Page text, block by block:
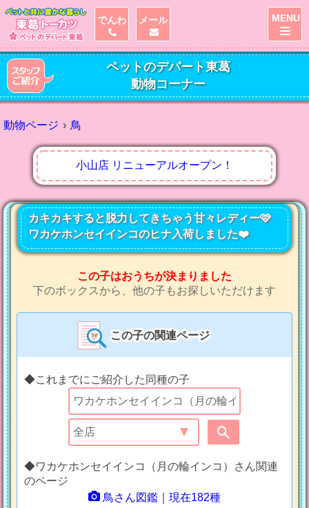
ペットのデパート東葛
動物コーナー
動物ページ 鳥
小山店 リニューアルオープン！
カキカキすると脱力してきちゃう甘々レディー🩷
ワカケホンセイインコのヒナ入荷しました❤️
この子はおうちが決まりました
下のボックスから、他の子もお探しいただけます
この子の関連ページ
◆これまでにご紹介した同種の子
◆ワカケホンセイインコ（月の輪インコ）さん関連
のページ
鳥さん図鑑｜現在182種
でんわ メール MENU